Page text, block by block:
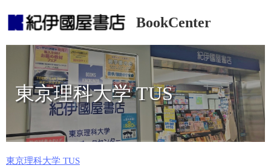
BookCenter
東京理科大学 TUS
東京理科大学 TUS